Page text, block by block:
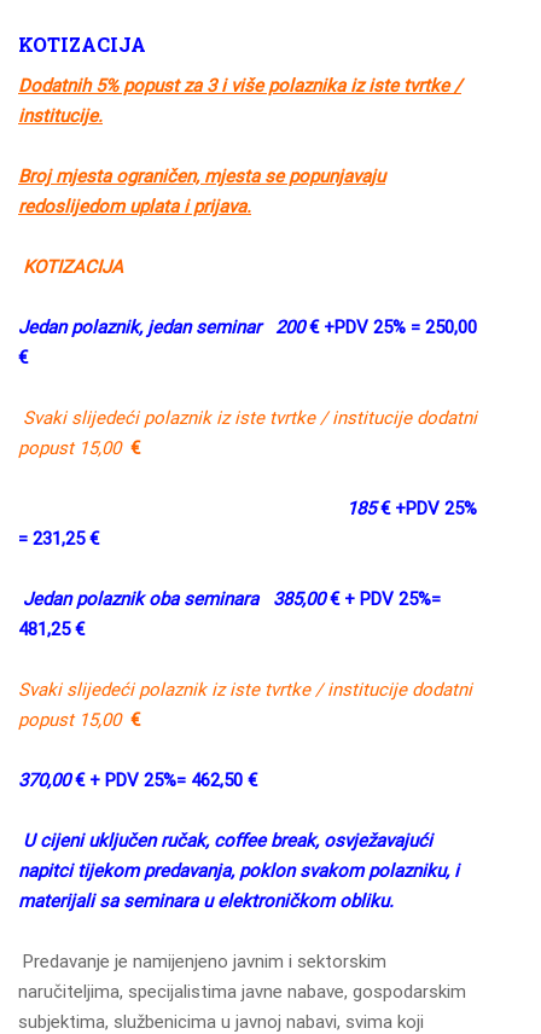
KOTIZACIJA
Dodatnih 5% popust za 3 i više polaznika iz iste tvrtke /
institucije.
Broj mjesta ograničen, mjesta se popunjavaju
redoslijedom uplata i prijava.
KOTIZACIJA
Jedan polaznik, jedan seminar 200€ +PDV 25% = 250,00
€
Svaki slijedeći polaznik iz iste tvrtke / institucije dodatni
popust 15,00 €
185€ +PDV 25%
= 231,25 €
Jedan polaznik oba seminara 385,00€ + PDV 25%=
481,25 €
Svaki slijedeći polaznik iz iste tvrtke / institucije dodatni
popust 15,00 €
370,00 € + PDV 25%= 462,50 €
U cijeni uključen ručak, coffee break, osvježavajući
napitci tijekom predavanja, poklon svakom polazniku, i
materijali sa seminara u elektroničkom obliku.
Predavanje je namijenjeno javnim i sektorskim
naručiteljima, specijalistima javne nabave, gospodarskim
subjektima, službenicima u javnoj nabavi, svima koji